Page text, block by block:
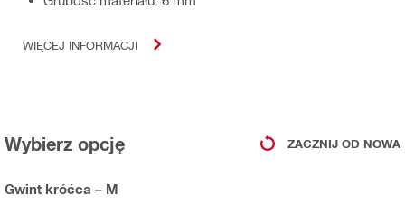
WIĘCEJ INFORMACJI
Wybierz opcję ZACZNIJ OD NOWA
Gwint króćca – M